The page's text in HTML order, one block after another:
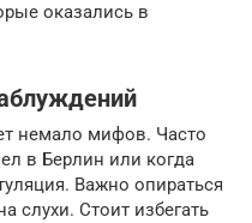
оказались в
немало мифов. Часто
в Берлин или когда
Важно опираться
слухи. Стоит избегать